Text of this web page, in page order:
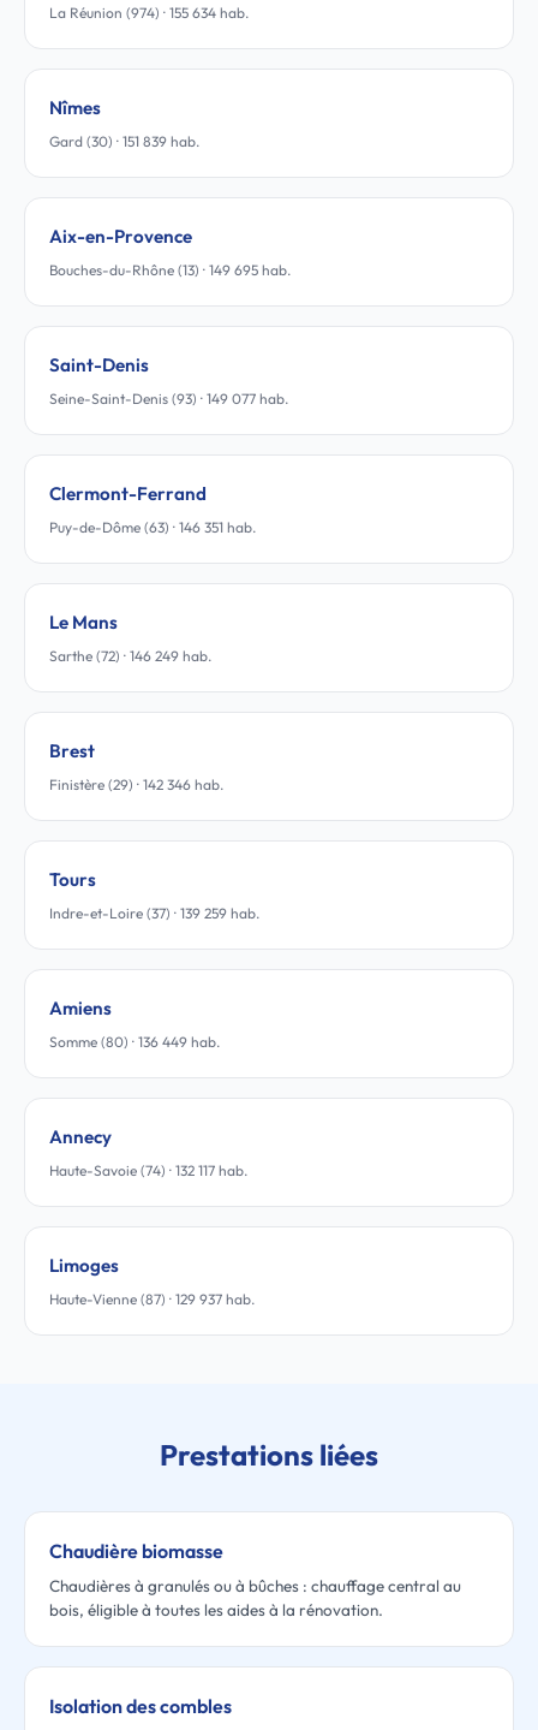
La Réunion (974) · 155 634 hab.
Nîmes
Gard (30) · 151 839 hab.
Aix-en-Provence
Bouches-du-Rhône (13) · 149 695 hab.
Saint-Denis
Seine-Saint-Denis (93) · 149 077 hab.
Clermont-Ferrand
Puy-de-Dôme (63) · 146 351 hab.
Le Mans
Sarthe (72) · 146 249 hab.
Brest
Finistère (29) · 142 346 hab.
Tours
Indre-et-Loire (37) · 139 259 hab.
Amiens
Somme (80) · 136 449 hab.
Annecy
Haute-Savoie (74) · 132 117 hab.
Limoges
Haute-Vienne (87) · 129 937 hab.
Prestations liées
Chaudière biomasse
Chaudières à granulés ou à bûches : chauffage central au
bois, éligible à toutes les aides à la rénovation.
Isolation des combles